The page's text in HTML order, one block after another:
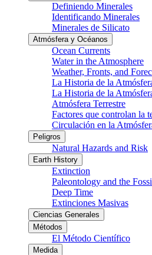
Definiendo Minerales
Identificando Minerales
Minerales de Silicato
Atmósfera y Océanos
Ocean Currents
Water in the Atmosphere
Weather, Fronts, and
La Historia de la
La Historia de la
Atmósfera Terrestre
Factores que controlan la
Circulación en la
Peligros
Natural Hazards and Risk
Earth History
Extinction
Paleontology and the
Deep Time
Extinciones Masivas
Ciencias Generales
Métodos
El Método Científico
Medida